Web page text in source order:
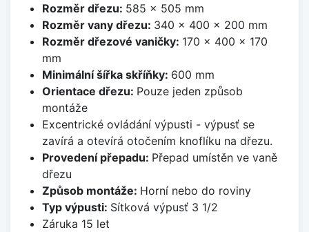
Rozměr dřezu: 585 x 505 mm
Rozměr vany dřezu: 340 x 400 x 200 mm
Rozměr dřezové vaničky: 170 x 400 x 170
mm
Minimální šířka skříňky: 600 mm
Orientace dřezu: Pouze jeden způsob
montáže
Excentrické ovládání výpusti - výpusť se
zavírá a otevírá otočením knoflíku na dřezu.
Provedení přepadu: Přepad umístěn ve vaně
dřezu
Způsob montáže: Horní nebo do roviny
Typ výpusti: Sítková výpusť 3 1/2
Záruka 15 let